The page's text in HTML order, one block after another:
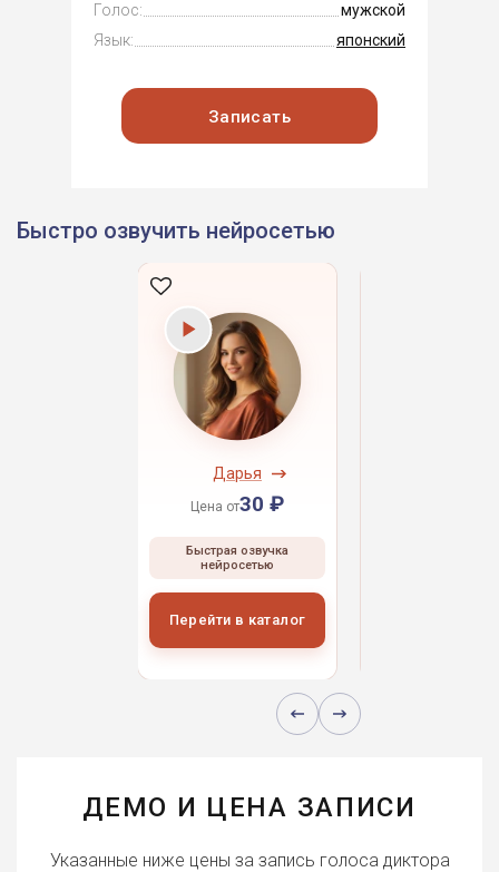
Голос:
мужской
Язык:
японский
Записать
Быстро озвучить нейросетью
Дарья
Цена от30 ₽
Быстрая озвучка
нейросетью
Перейти в каталог
ДЕМО И ЦЕНА ЗАПИСИ
Указанные ниже цены за запись голоса диктора